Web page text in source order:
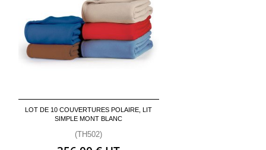
LOT DE 10 COUVERTURES POLAIRE, LIT
SIMPLE MONT BLANC
(TH502)